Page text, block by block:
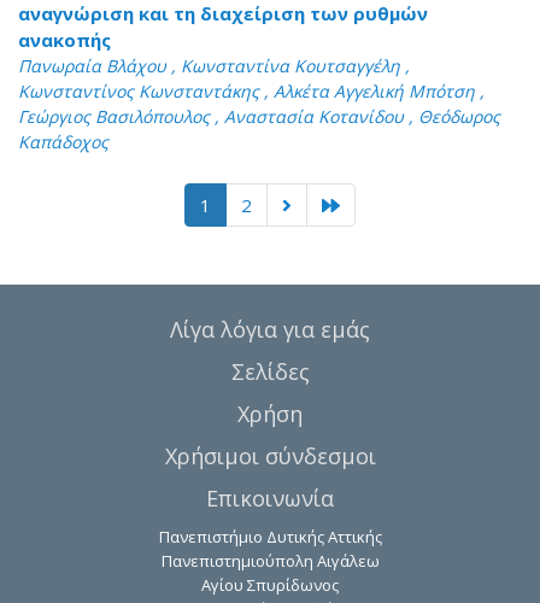
αναγνώριση και τη διαχείριση των ρυθμών
ανακοπής
Πανωραία Βλάχου , Κωνσταντίνα Κουτσαγγέλη ,
Κωνσταντίνος Κωνσταντάκης , Αλκέτα Αγγελική Μπότση ,
Γεώργιος Βασιλόπουλος , Αναστασία Κοτανίδου , Θεόδωρος
Καπάδοχος
1 2
Λίγα λόγια για εμάς
Σελίδες
Χρήση
Χρήσιμοι σύνδεσμοι
Επικοινωνία
Πανεπιστήμιο Δυτικής Αττικής
Πανεπιστημιούπολη Αιγάλεω
Αγίου Σπυρίδωνος